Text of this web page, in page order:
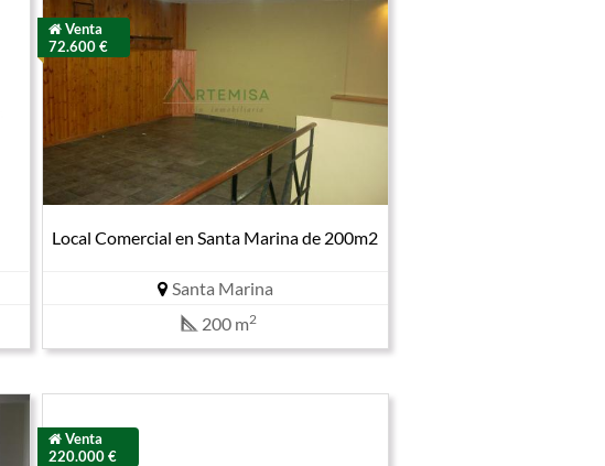
Venta
72.600 €
Local Comercial en Santa Marina de 200m2
Santa Marina
200 m2
Venta
220.000 €